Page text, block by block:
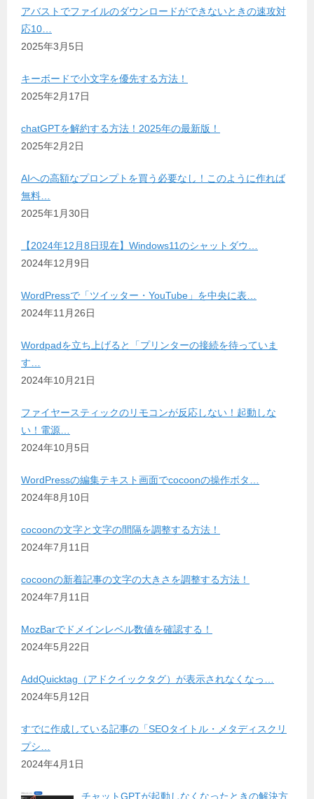
アバストでファイルのダウンロードができないときの速攻対
応10…
2025年3月5日
キーボードで小文字を優先する方法！
2025年2月17日
chatGPTを解約する方法！2025年の最新版！
2025年2月2日
AIへの高額なプロンプトを買う必要なし！このように作れば
無料…
2025年1月30日
【2024年12月8日現在】Windows11のシャットダウ…
2024年12月9日
WordPressで「ツイッター・YouTube」を中央に表…
2024年11月26日
Wordpadを立ち上げると「プリンターの接続を待っていま
す…
2024年10月21日
ファイヤースティックのリモコンが反応しない！起動しな
い！電源…
2024年10月5日
WordPressの編集テキスト画面でcocoonの操作ボタ…
2024年8月10日
cocoonの文字と文字の間隔を調整する方法！
2024年7月11日
cocoonの新着記事の文字の大きさを調整する方法！
2024年7月11日
MozBarでドメインレベル数値を確認する！
2024年5月22日
AddQuicktag（アドクイックタグ）が表示されなくなっ…
2024年5月12日
すでに作成している記事の「SEOタイトル・メタディスクリ
プシ…
2024年4月1日
チャットGPTが起動しなくなったときの解決方